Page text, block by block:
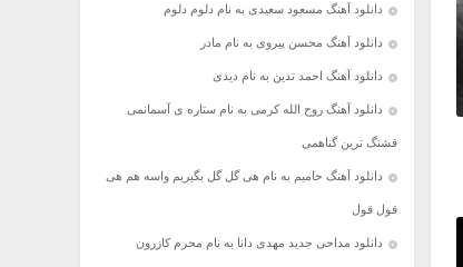
دانلود آهنگ مسعود سعیدی به نام دلوم دلوم
دانلود آهنگ محسن پیروی به نام مادر
دانلود آهنگ احمد تدین به نام دیدی
دانلود آهنگ روح الله کرمی به نام ستاره ی آسمانمی
قشنگ ترین گناهمی
دانلود آهنگ حامیم به نام هی گل گل بگیریم واسه هم هی
قول قول
دانلود مداحی جدید مهدی دانا به نام محرم کازرون